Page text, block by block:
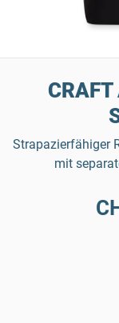
Strapazierfähiger
mit